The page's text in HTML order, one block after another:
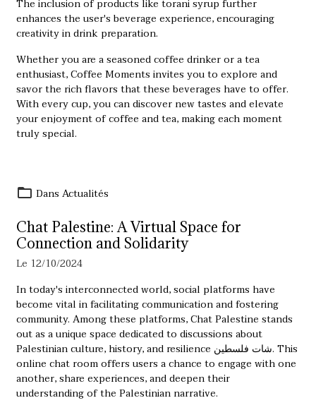
The inclusion of products like torani syrup further
enhances the user's beverage experience, encouraging
creativity in drink preparation.
Whether you are a seasoned coffee drinker or a tea
enthusiast, Coffee Moments invites you to explore and
savor the rich flavors that these beverages have to offer.
With every cup, you can discover new tastes and elevate
your enjoyment of coffee and tea, making each moment
truly special.
Dans Actualités
Chat Palestine: A Virtual Space for
Connection and Solidarity
Le 12/10/2024
In today's interconnected world, social platforms have
become vital in facilitating communication and fostering
community. Among these platforms, Chat Palestine stands
out as a unique space dedicated to discussions about
Palestinian culture, history, and resilience شات فلسطين. This
online chat room offers users a chance to engage with one
another, share experiences, and deepen their
understanding of the Palestinian narrative.